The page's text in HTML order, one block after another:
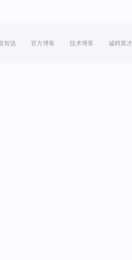
智选 官方博客 技术博客 诚聘英才